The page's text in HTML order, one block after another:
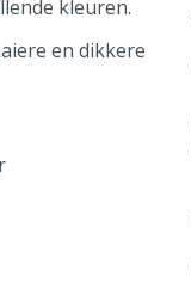
kleuren.
en dikkere